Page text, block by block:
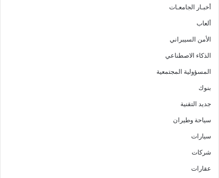
أخبـار الجامعـات
ألعاب
الأمن السيبراني
الذكاء الاصطناعي
المسؤولية المجتمعية
بنوك
جديد التقنية
سياحة وطيران
سيارات
شركات
عقارات